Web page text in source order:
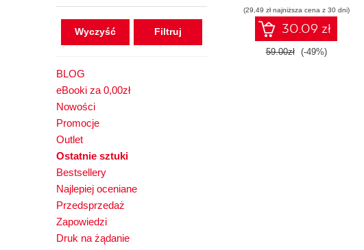
Wyczyść
BLOG
eBooki za 0,00zł
Nowości
Promocje
Outlet
Ostatnie sztuki
Bestsellery
Najlepiej oceniane
Przedsprzedaż
Zapowiedzi
Druk na żądanie
(29,49 zł najniższa cena z 30 dni)
30.09 zł
59.00zł (-49%)